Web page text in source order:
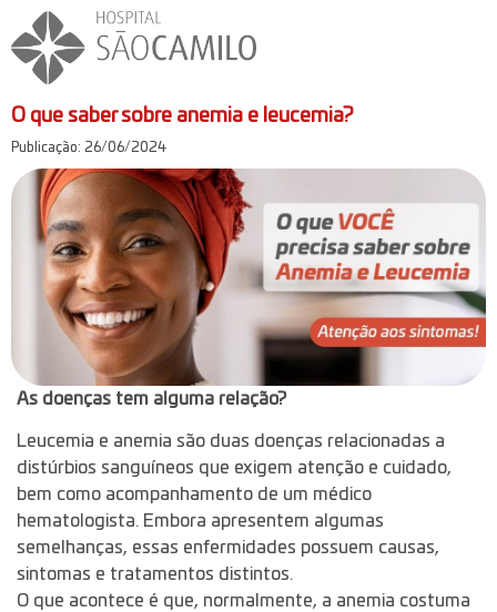
O que saber sobre anemia e leucemia?
Publicação: 26/06/2024
As doenças tem alguma relação?
Leucemia e anemia são duas doenças relacionadas a
distúrbios sanguíneos que exigem atenção e cuidado,
bem como acompanhamento de um médico
hematologista. Embora apresentem algumas
semelhanças, essas enfermidades possuem causas,
sintomas e tratamentos distintos.
O que acontece é que, normalmente, a anemia costuma